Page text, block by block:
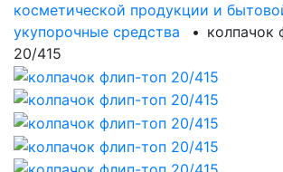
косметической продукции и
укупорочные средства • колпачок
20/415